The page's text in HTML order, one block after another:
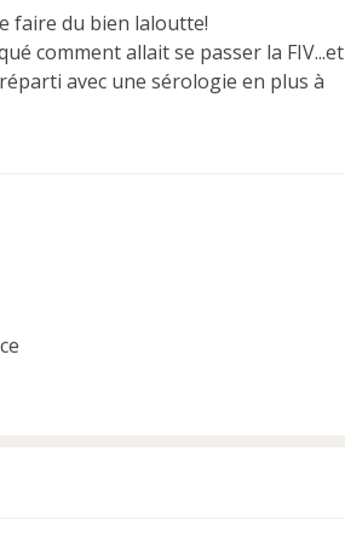
faire du bien laloutte!
comment allait se passer la FIV...et
avec une sérologie en plus à